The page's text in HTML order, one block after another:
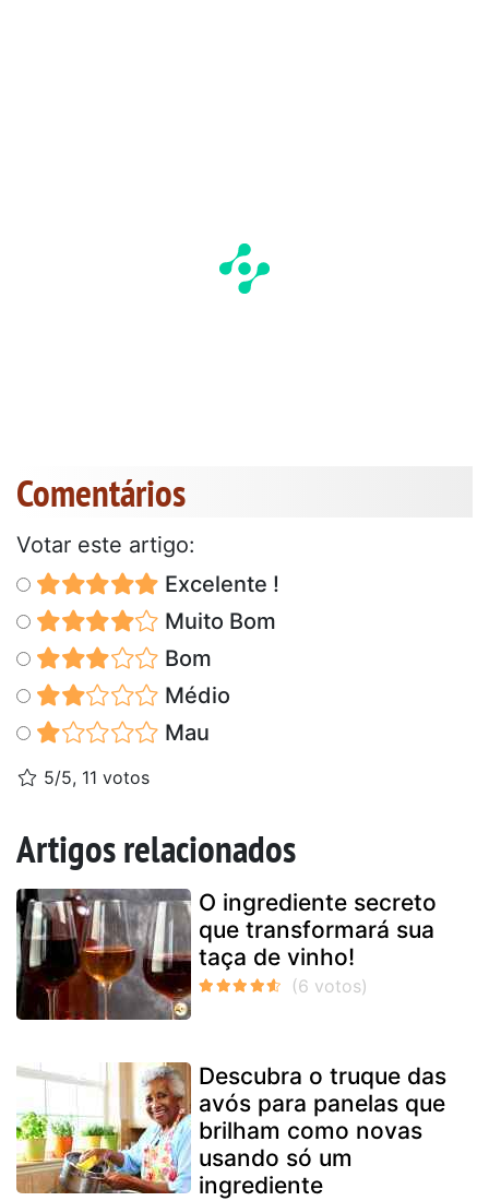
Comentários
Votar este artigo:
Excelente !
Muito Bom
Bom
Médio
Mau
5/5, 11 votos
Artigos relacionados
O ingrediente secreto
que transformará sua
taça de vinho!
Descubra o truque das
avós para panelas que
brilham como novas
usando só um
ingrediente